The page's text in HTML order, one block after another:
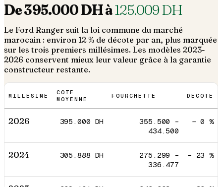
De395.000DH à125.009DH
Le Ford Ranger suit la loi commune du marché
marocain : environ 12 % de décote par an, plus marquée
sur les trois premiers millésimes. Les modèles 2023-
2026 conservent mieux leur valeur grâce à la garantie
constructeur restante.
MILLÉSIME
COTE
MOYENNE
FOURCHETTE DÉCOTE
2026 395.000 DH 355.500 –
434.500
−0 %
2024 305.888 DH 275.299 –
336.477
− 23 %